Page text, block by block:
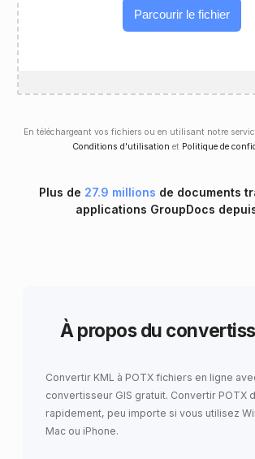
Parcourir le fichier
En téléchargeant vos fichiers ou en utilisant notre
Conditions d'utilisation et Politique de
Plus de 27.9 millions de documents
applications GroupDocs
À propos du
Convertir KML à POTX fichiers en ligne
convertisseur GIS gratuit. Convertir POTX
rapidement, peu importe si vous utilisez
Mac ou iPhone.